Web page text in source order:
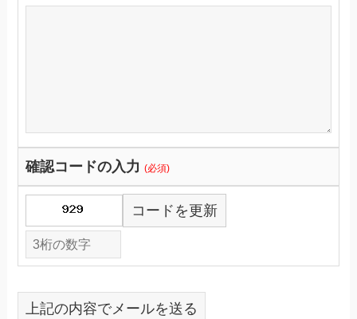
確認コードの入力(必須)
コードを更新
上記の内容でメールを送る